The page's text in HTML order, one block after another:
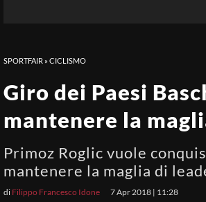
SPORTFAIR »CICLISMO
Giro dei Paesi
mantenere la
Primoz Roglic vuole
mantenere la maglia di
di Filippo Francesco Idone 7 Apr 2018 | 11:28